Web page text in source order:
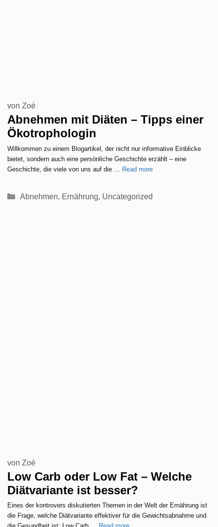
Abnehmen mit Diäten – Tipps einer
Ökotrophologin
von Zoé
Willkommen zu einem Blogartikel, der nicht nur informative Einblicke
bietet, sondern auch eine persönliche Geschichte erzählt – eine
Geschichte, die viele von uns auf die … Read more
Kategorien
Abnehmen, Ernährung, Uncategorized
Low Carb oder Low Fat – Welche
Diätvariante ist besser?
von Zoé
Eines der kontrovers diskutierten Themen in der Welt der Ernährung ist
die Frage, welche Diätvariante effektiver für die Gewichtsabnahme und